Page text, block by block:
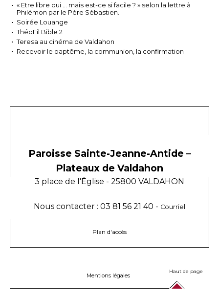
« Etre libre oui … mais est-ce si facile ? » selon la lettre à
Philémon par le Père Sébastien.
Soirée Louange
ThéoFil Bible 2
Teresa au cinéma de Valdahon
Recevoir le baptême, la communion, la confirmation
Paroisse Sainte-Jeanne-Antide –
Plateaux de Valdahon
3 place de l'Église - 25800 VALDAHON
Nous contacter : 03 81 56 21 40 - Courriel
Plan d'accès
Mentions légales
Haut de page